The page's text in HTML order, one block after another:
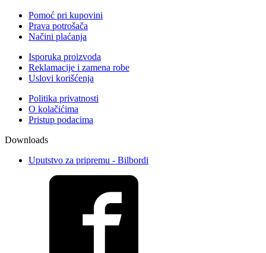
Pomoć pri kupovini
Prava potrošača
Načini plaćanja
Isporuka proizvoda
Reklamacije i zamena robe
Uslovi korišćenja
Politika privatnosti
O kolačićima
Pristup podacima
Downloads
Uputstvo za pripremu - Bilbordi